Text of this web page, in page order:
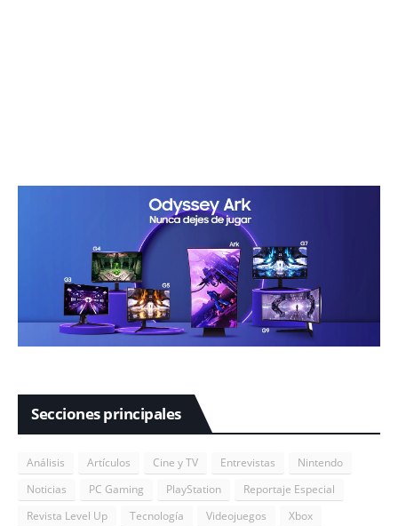
Secciones principales
Análisis Artículos Cine y TV Entrevistas
Nintendo
Noticias
PC Gaming PlayStation
Reportaje Especial
Revista Level Up
Tecnología Videojuegos Xbox